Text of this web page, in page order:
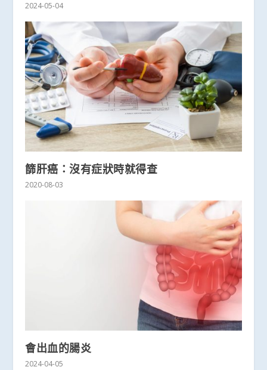
2024-05-04
篩肝癌：沒有症狀時就得查
2020-08-03
會出血的腸炎
2024-04-05